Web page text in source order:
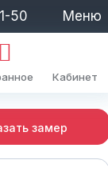
50 Меню
Кабинет
замер